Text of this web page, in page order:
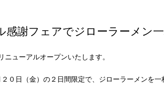
謝フェアでジローラーメン
ューアルオープンいたします。
０日（金）の２日間限定で、ジローラーメンを